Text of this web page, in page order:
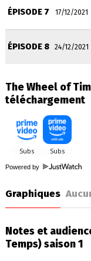
ÉPISODE 7 17/12/2021
ÉPISODE 8 24/12/2021
The Wheel of
téléchargement
Powered by
Graphiques
Notes et
Temps) saison 1